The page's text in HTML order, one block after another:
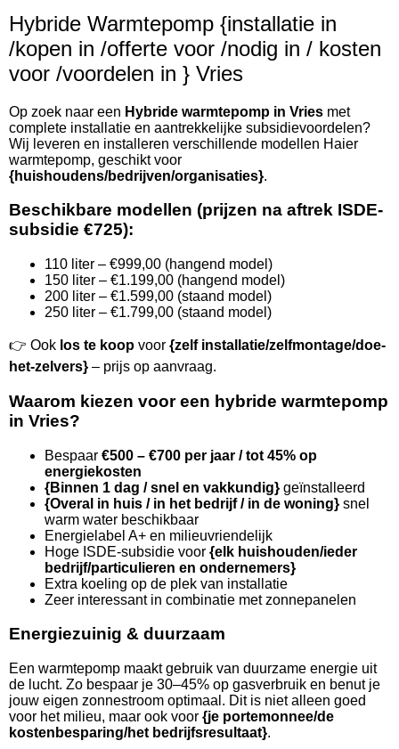
Hybride Warmtepomp {installatie in
/kopen in /offerte voor /nodig in / kosten
voor /voordelen in } Vries
Op zoek naar een Hybride warmtepomp in Vries met
complete installatie en aantrekkelijke subsidievoordelen?
Wij leveren en installeren verschillende modellen Haier
warmtepomp, geschikt voor
{huishoudens/bedrijven/organisaties}.
Beschikbare modellen (prijzen na aftrek ISDE-
subsidie €725):
110 liter – €999,00 (hangend model)
150 liter – €1.199,00 (hangend model)
200 liter – €1.599,00 (staand model)
250 liter – €1.799,00 (staand model)
👉 Ook los te koop voor {zelf installatie/zelfmontage/doe-
het-zelvers} – prijs op aanvraag.
Waarom kiezen voor een hybride warmtepomp
in Vries?
Bespaar €500 – €700 per jaar / tot 45% op
energiekosten
{Binnen 1 dag / snel en vakkundig} geïnstalleerd
{Overal in huis / in het bedrijf / in de woning} snel
warm water beschikbaar
Energielabel A+ en milieuvriendelijk
Hoge ISDE-subsidie voor {elk huishouden/ieder
bedrijf/particulieren en ondernemers}
Extra koeling op de plek van installatie
Zeer interessant in combinatie met zonnepanelen
Energiezuinig & duurzaam
Een warmtepomp maakt gebruik van duurzame energie uit
de lucht. Zo bespaar je 30–45% op gasverbruik en benut je
jouw eigen zonnestroom optimaal. Dit is niet alleen goed
voor het milieu, maar ook voor {je portemonnee/de
kostenbesparing/het bedrijfsresultaat}.